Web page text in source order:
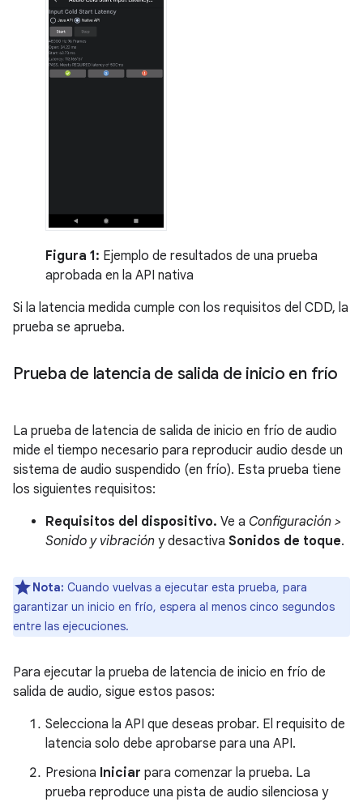
Figura 1: Ejemplo de resultados de una prueba
aprobada en la API nativa
Si la latencia medida cumple con los requisitos del CDD, la
prueba se aprueba.
Prueba de latencia de salida de inicio en frío
La prueba de latencia de salida de inicio en frío de audio
mide el tiempo necesario para reproducir audio desde un
sistema de audio suspendido (en frío). Esta prueba tiene
los siguientes requisitos:
Requisitos del dispositivo. Ve a Configuración >
Sonido y vibración y desactiva Sonidos de toque.
Nota: Cuando vuelvas a ejecutar esta prueba, para
garantizar un inicio en frío, espera al menos cinco segundos
entre las ejecuciones.
Para ejecutar la prueba de latencia de inicio en frío de
salida de audio, sigue estos pasos:
Selecciona la API que deseas probar. El requisito de
latencia solo debe aprobarse para una API.
Presiona Iniciar para comenzar la prueba. La
prueba reproduce una pista de audio silenciosa y